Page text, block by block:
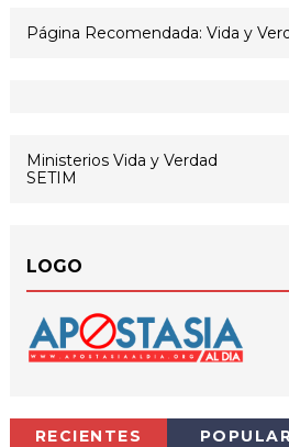
Página Recomendada: Vida y
Ministerios Vida y Verdad
SETIM
LOGO
RECIENTES